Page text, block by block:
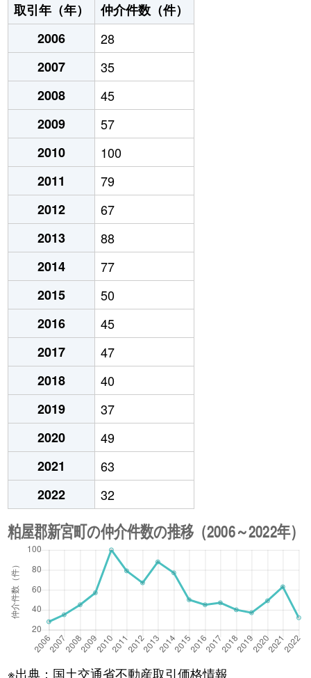
取引年（年）
仲介件数（件）
2006
28
2007
35
2008
45
2009
57
2010
100
2011
79
2012
67
2013
88
2014
77
2015
50
2016
45
2017
47
2018
40
2019
37
2020
49
2021
63
2022
32
※出典：国土交通省不動産取引価格情報